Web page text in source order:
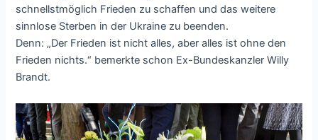
schnellstmöglich Frieden zu schaffen und das weitere
sinnlose Sterben in der Ukraine zu beenden.
Denn: „Der Frieden ist nicht alles, aber alles ist ohne den
Frieden nichts.“ bemerkte schon Ex-Bundeskanzler Willy
Brandt.